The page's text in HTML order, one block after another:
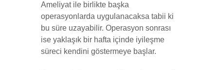
Ameliyat ile birlikte başka
operasyonlarda uygulanacaksa tabii ki
bu süre uzayabilir. Operasyon sonrası
ise yaklaşık bir hafta içinde iyileşme
süreci kendini göstermeye başlar.